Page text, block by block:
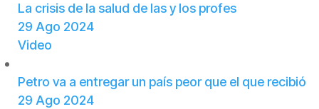
La crisis de la salud de las y los profes
29 Ago 2024
Video
Petro va a entregar un país peor que el que recibió
29 Ago 2024